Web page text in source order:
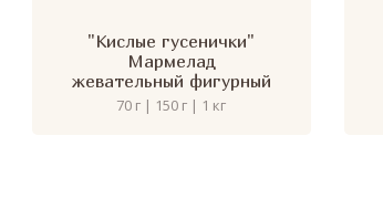
"Кислые гусенички"
Мармелад
жевательный фигурный
70 г | 150 г | 1 кг